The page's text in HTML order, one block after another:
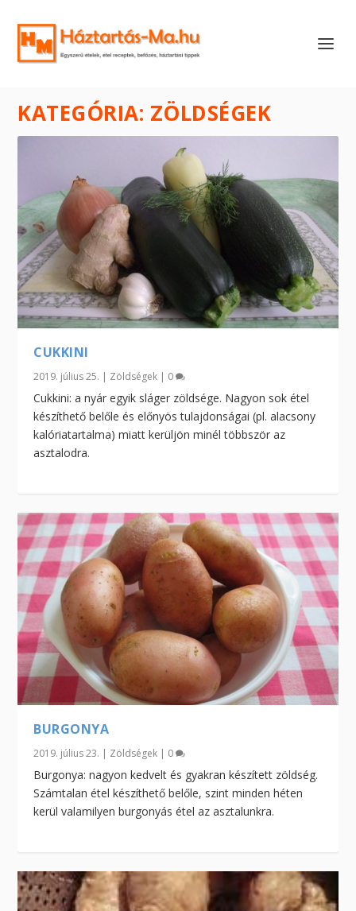
KATEGÓRIA: ZÖLDSÉGEK
CUKKINI
2019. július 25. | Zöldségek | 0
Cukkini: a nyár egyik sláger zöldsége. Nagyon sok étel
készíthető belőle és előnyös tulajdonságai (pl. alacsony
kalóriatartalma) miatt kerüljön minél többször az
asztalodra.
BURGONYA
2019. július 23. | Zöldségek | 0
Burgonya: nagyon kedvelt és gyakran készített zöldség.
Számtalan étel készíthető belőle, szint minden héten
kerül valamilyen burgonyás étel az asztalunkra.